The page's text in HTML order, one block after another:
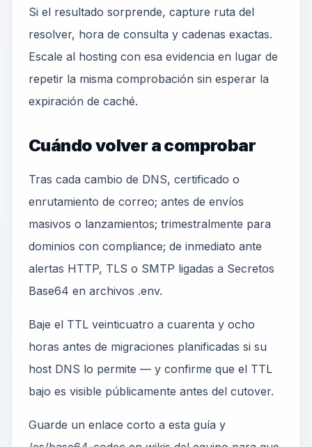
Si el resultado sorprende, capture ruta del
resolver, hora de consulta y cadenas exactas.
Escale al hosting con esa evidencia en lugar de
repetir la misma comprobación sin esperar la
expiración de caché.
Cuándo volver a comprobar
Tras cada cambio de DNS, certificado o
enrutamiento de correo; antes de envíos
masivos o lanzamientos; trimestralmente para
dominios con compliance; de inmediato ante
alertas HTTP, TLS o SMTP ligadas a Secretos
Base64 en archivos .env.
Baje el TTL veinticuatro a cuarenta y ocho
horas antes de migraciones planificadas si su
host DNS lo permite — y confirme que el TTL
bajo es visible públicamente antes del cutover.
Guarde un enlace corto a esta guía y